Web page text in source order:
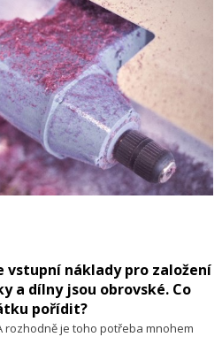
vstupní náklady pro založení
a dílny jsou obrovské. Co
pořídit?
rozhodně je toho potřeba mnohem